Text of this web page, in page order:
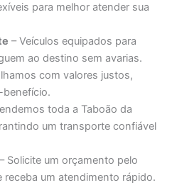
para melhor atender sua
– Veículos equipados para
ao destino sem avarias.
com valores justos,
toda a Taboão da
um transporte confiável
Solicite um orçamento pelo
receba um atendimento rápido.